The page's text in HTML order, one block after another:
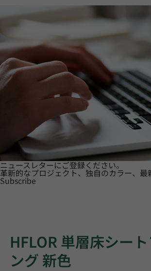
ニュースレターにご登録ください。
革新的なプロジェクト、独自のカラー、
Subscribe
HFLOR 単層床シー
ング 新色